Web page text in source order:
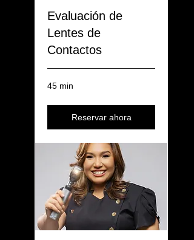
Evaluación de
Lentes de
Contactos
45 min
Reservar ahora